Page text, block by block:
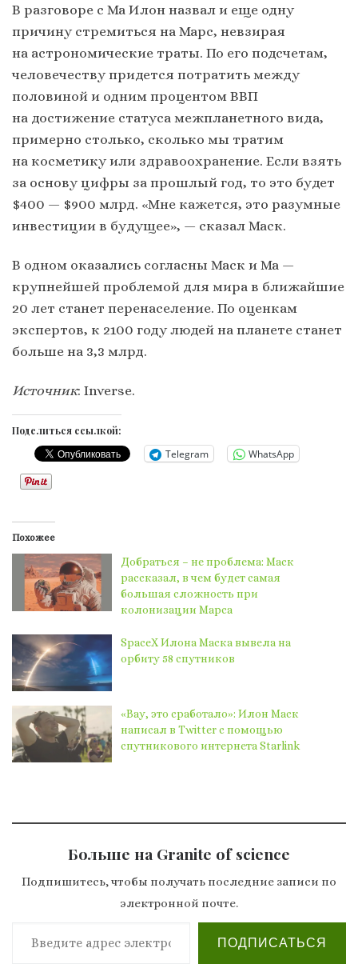
В разговоре с Ма Илон назвал и еще одну
причину стремиться на Марс, невзирая
на астрономические траты. По его подсчетам,
человечеству придется потратить между
половиной и одним процентом ВВП
на достижение статуса межпланетного вида,
примерно столько, сколько мы тратим
на косметику или здравоохранение. Если взять
за основу цифры за прошлый год, то это будет
$400 — $900 млрд. «Мне кажется, это разумные
инвестиции в будущее», — сказал Маск.
В одном оказались согласны Маск и Ма —
крупнейшей проблемой для мира в ближайшие
20 лет станет перенаселение. По оценкам
экспертов, к 2100 году людей на планете станет
больше на 3,3 млрд.
Источник: Inverse.
Поделиться ссылкой:
Telegram WhatsApp
Похожее
Добраться – не проблема: Маск
рассказал, в чем будет самая
большая сложность при
колонизации Марса
SpaceX Илона Маска вывела на
орбиту 58 спутников
«Вау, это сработало»: Илон Маск
написал в Twitter с помощью
спутникового интернета Starlink
Больше на Granite of science
Подпишитесь, чтобы получать последние записи по
электронной почте.
Введите адрес электронной почты…
ПОДПИСАТЬСЯ